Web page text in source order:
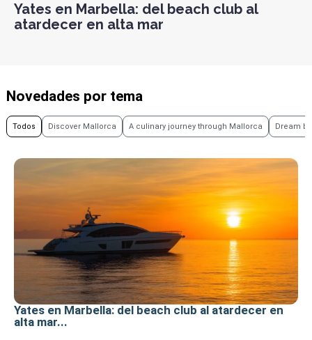
Yates en Marbella: del beach club al
atardecer en alta mar
Novedades por tema
Discover Mallorca A culinary journey through Mallorca Dream
Todos
Yates en Marbella: del beach club al atardecer en
alta mar...